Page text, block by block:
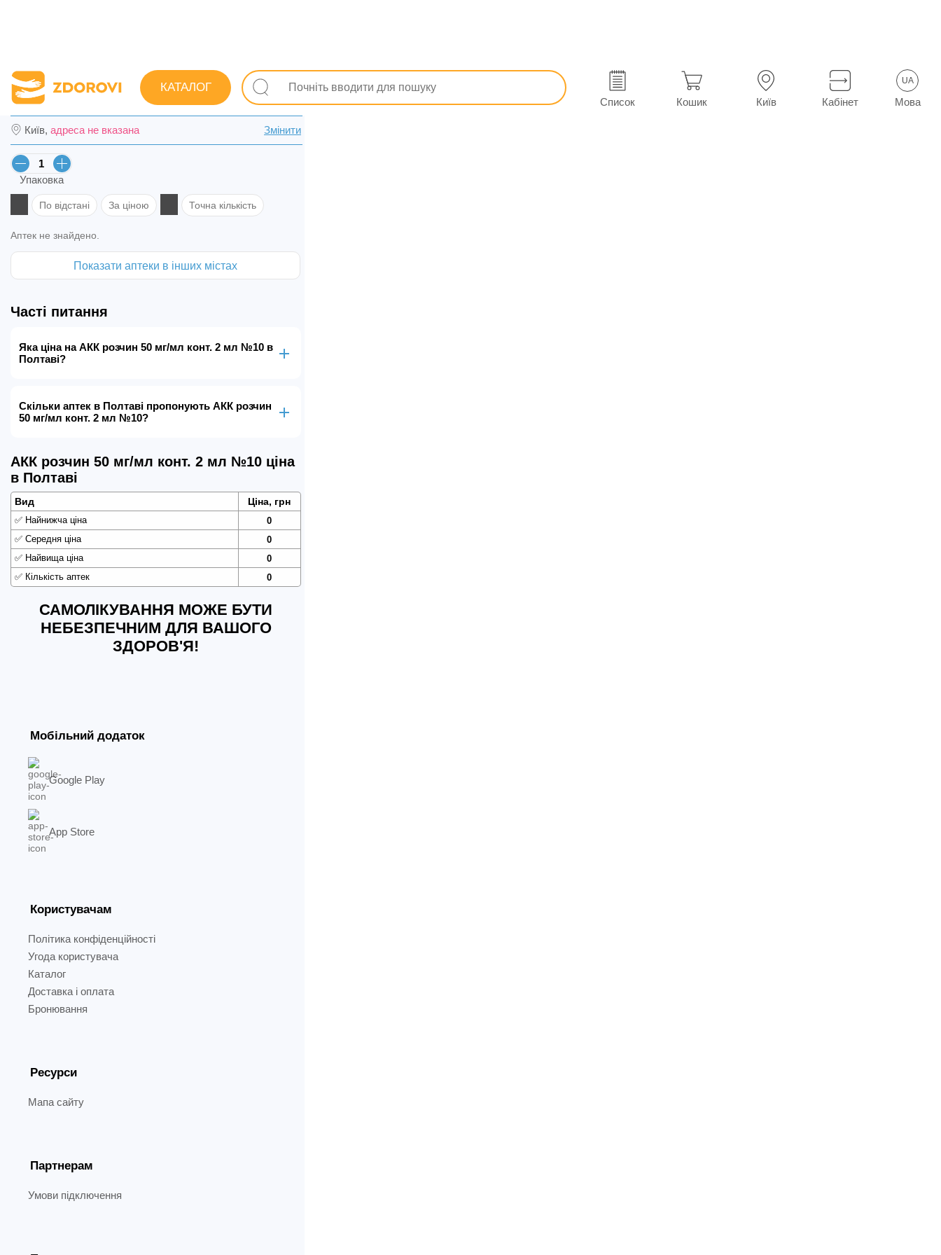
КАТАЛОГ
Список Кошик Київ Кабінет
UA
Мова
Пошук ліків Протизастудні (грип, ГРЗ) Профілактика грипу АКК розчин 50 мг/мл конт. 2 мл №10
АКК розчин 50 мг/мл конт. 2 мл №10 в Полтаві
Київ, адреса не вказана Змінити
Упаковка
По відстані За ціною Точна кількість
Аптек не знайдено.
Показати аптеки в інших містах
Часті питання
Яка ціна на АКК розчин 50 мг/мл конт. 2 мл №10 в
Полтаві?
Скільки аптек в Полтаві пропонують АКК розчин
50 мг/мл конт. 2 мл №10?
АКК розчин 50 мг/мл конт. 2 мл №10 ціна
в Полтаві
Вид Ціна, грн
✅ Найнижча ціна
0
✅ Середня ціна
0
✅ Найвища ціна
0
✅ Кількість аптек 0
САМОЛІКУВАННЯ МОЖЕ БУТИ
НЕБЕЗПЕЧНИМ ДЛЯ ВАШОГО
ЗДОРОВ'Я!
Мобільний додаток
Google Play
App Store
Користувачам
Політика конфіденційності
Угода користувача
Каталог
Доставка і оплата
Бронювання
Ресурси
Мапа сайту
Партнерам
Умови підключення